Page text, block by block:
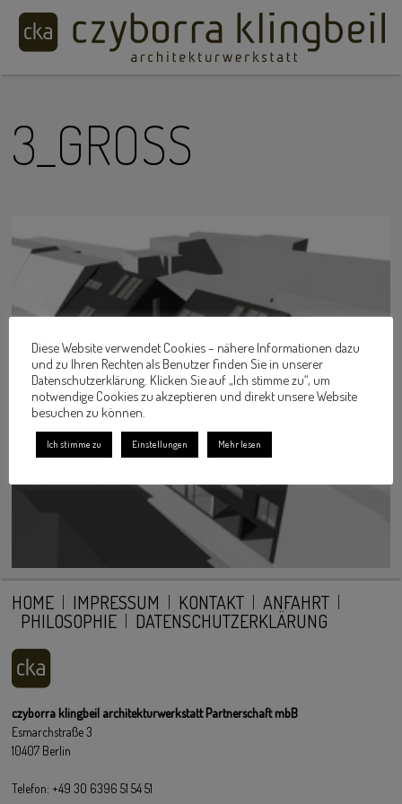
3_GROSS
HOME IMPRESSUM KONTAKT
ANFAHRT
PHILOSOPHIE
DATENSCHUTZERKLÄRUNG
czyborra klingbeil architekturwerkstatt Partnerschaft mbB
Esmarchstraße 3
10407 Berlin
Telefon: +49 30 6396 51 54 51
Diese Website verwendet Cookies – nähere Informationen dazu
und zu Ihren Rechten als Benutzer finden Sie in unserer
Datenschutzerklärung. Klicken Sie auf „Ich stimme zu“, um
notwendige Cookies zu akzeptieren und direkt unsere Website
besuchen zu können.
Ich stimme zu Einstellungen Mehr lesen